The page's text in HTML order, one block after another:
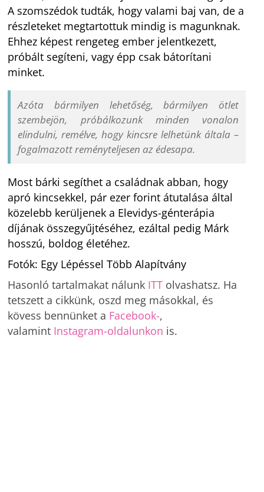
A szomszédok tudták, hogy valami baj van, de a
részleteket megtartottuk mindig is magunknak.
Ehhez képest rengeteg ember jelentkezett,
próbált segíteni, vagy épp csak bátorítani
minket.
Azóta bármilyen lehetőség, bármilyen ötlet
szembejön, próbálkozunk minden vonalon
elindulni, remélve, hogy kincsre lelhetünk általa –
fogalmazott reményteljesen az édesapa.
Most bárki segíthet a családnak abban, hogy
apró kincsekkel, pár ezer forint átutalása által
közelebb kerüljenek a Elevidys-génterápia
díjának összegyűjtéséhez, ezáltal pedig Márk
hosszú, boldog életéhez.
Fotók: Egy Lépéssel Több Alapítvány
Hasonló tartalmakat nálunk ITT olvashatsz. Ha
tetszett a cikkünk, oszd meg másokkal, és
kövess bennünket a Facebook-,
valamint Instagram-oldalunkon is.